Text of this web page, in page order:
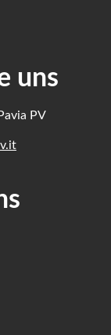
uns
PV